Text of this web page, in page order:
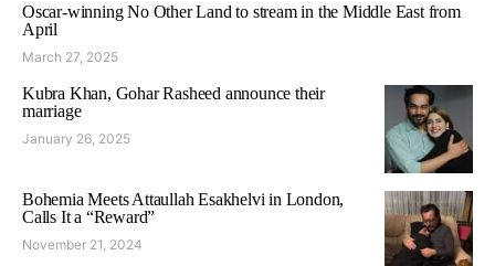
Oscar-winning No Other Land to stream in the Middle East from
April
March 27, 2025
Kubra Khan, Gohar Rasheed announce their
marriage
January 26, 2025
Bohemia Meets Attaullah Esakhelvi in London,
Calls It a “Reward”
November 21, 2024